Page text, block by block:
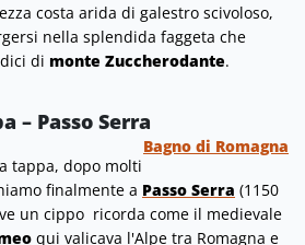
costa arida di galestro scivoloso,
nella splendida faggeta che
di monte Zuccherodante.
– Passo Serra
Bagno di Romagna
tappa, dopo molti
finalmente a Passo Serra (1150
un cippo ricorda come il medievale
qui valicava l'Alpe tra Romagna e